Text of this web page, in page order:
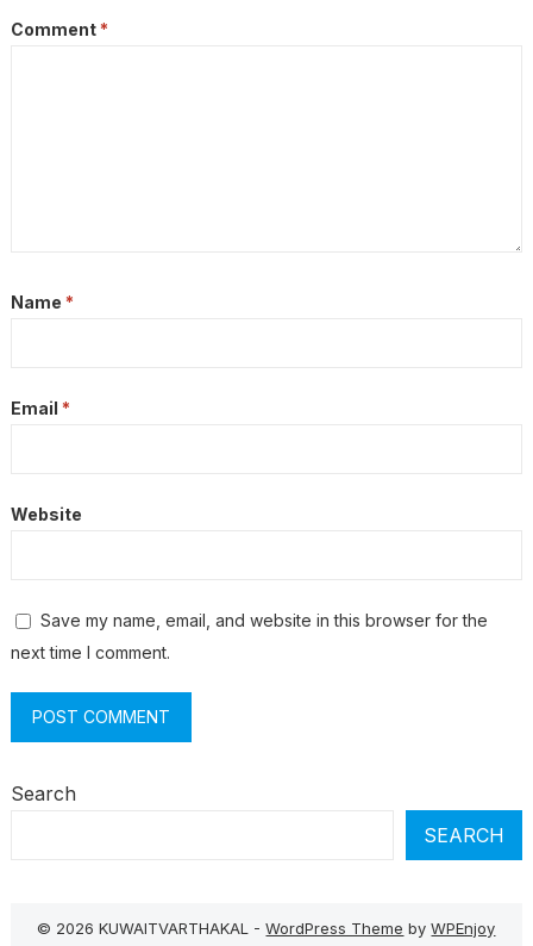
Comment *
Name *
Email *
Website
Save my name, email, and website in this browser for the
next time I comment.
Search
SEARCH
© 2026 KUWAITVARTHAKAL -WordPress Theme byWPEnjoy